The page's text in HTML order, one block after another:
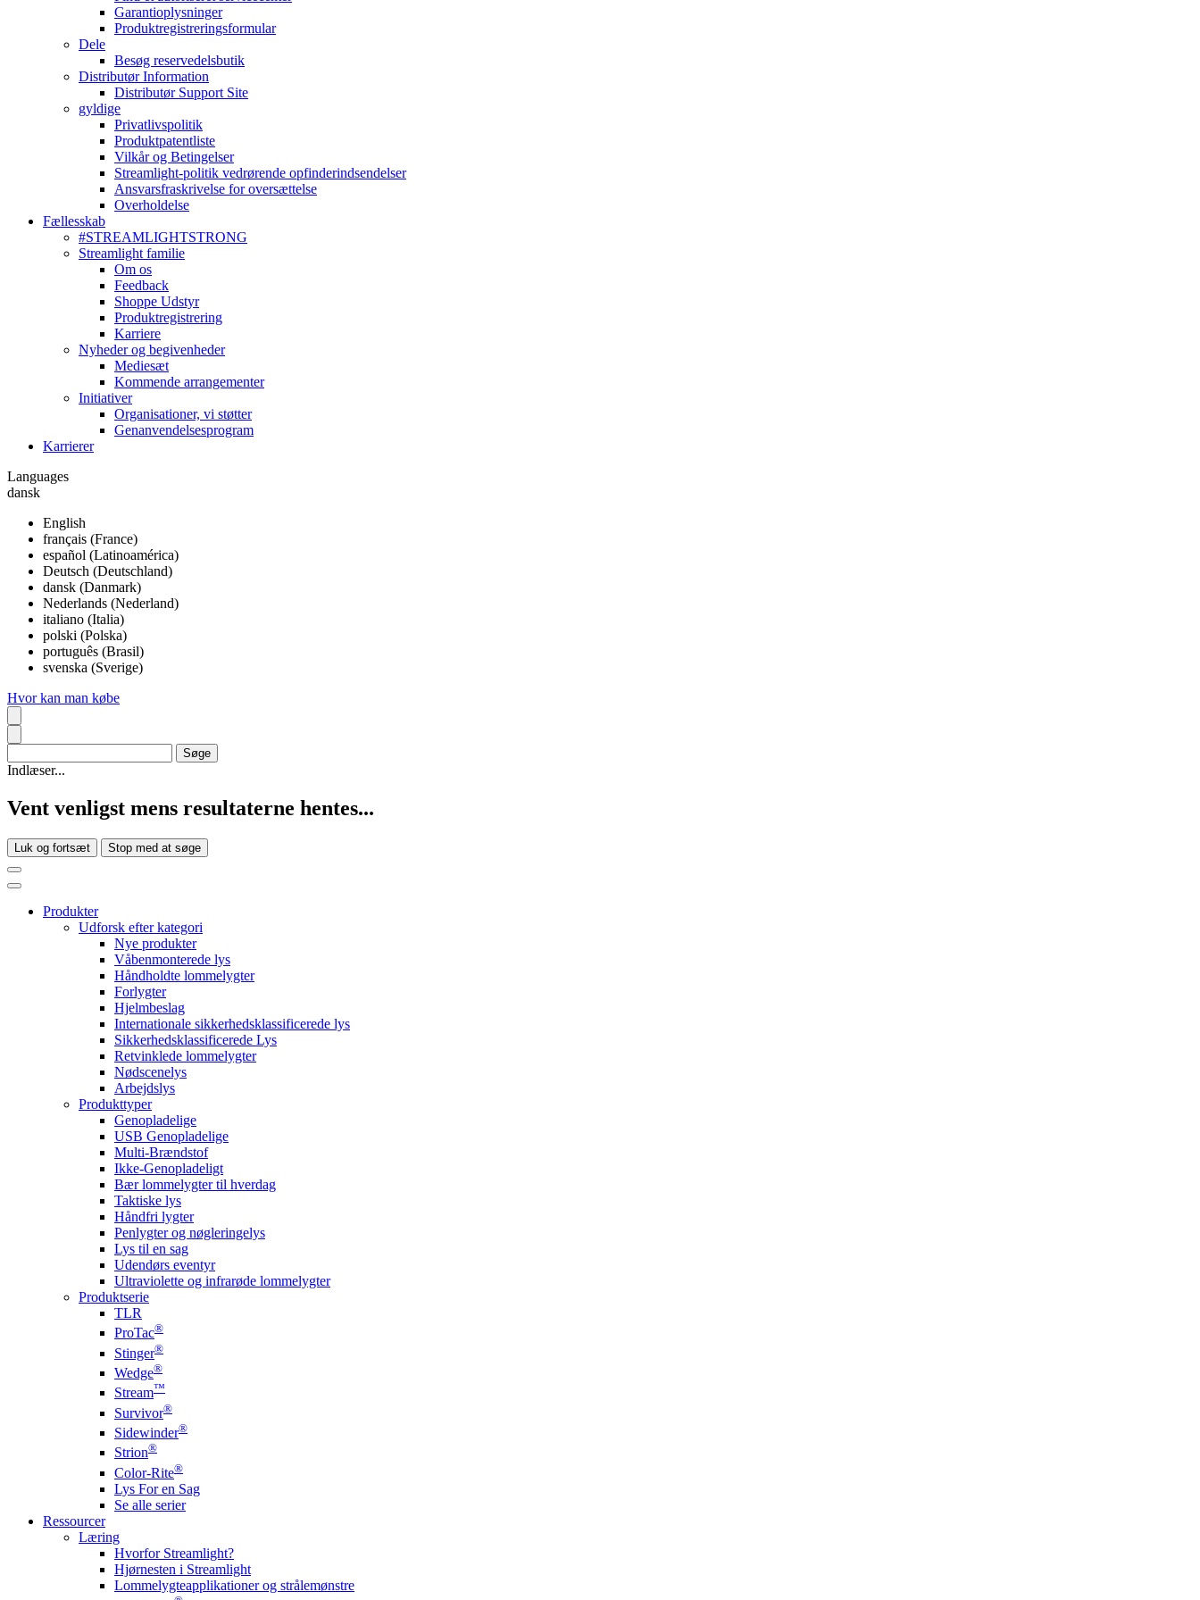
Garantioplysninger
Produktregistreringsformular
Dele
Besøg reservedelsbutik
Distributør Information
Distributør Support Site
gyldige
Privatlivspolitik
Produktpatentliste
Vilkår og Betingelser
Streamlight-politik vedrørende opfinderindsendelser
Ansvarsfraskrivelse for oversættelse
Overholdelse
Fællesskab
#STREAMLIGHTSTRONG
Streamlight familie
Om os
Feedback
Shoppe Udstyr
Produktregistrering
Karriere
Nyheder og begivenheder
Mediesæt
Kommende arrangementer
Initiativer
Organisationer, vi støtter
Genanvendelsesprogram
Karrierer
Languages
dansk
English
français (France)
español (Latinoamérica)
Deutsch (Deutschland)
dansk (Danmark)
Nederlands (Nederland)
italiano (Italia)
polski (Polska)
português (Brasil)
svenska (Sverige)
Hvor kan man købe
Indlæser...
Vent venligst mens resultaterne hentes...
Luk og fortsæt Stop med at søge
Produkter
Udforsk efter kategori
Nye produkter
Våbenmonterede lys
Håndholdte lommelygter
Forlygter
Hjelmbeslag
Internationale sikkerhedsklassificerede lys
Sikkerhedsklassificerede Lys
Retvinklede lommelygter
Nødscenelys
Arbejdslys
Produkttyper
Genopladelige
USB Genopladelige
Multi-Brændstof
Ikke-Genopladeligt
Bær lommelygter til hverdag
Taktiske lys
Håndfri lygter
Penlygter og nøgleringelys
Lys til en sag
Udendørs eventyr
Ultraviolette og infrarøde lommelygter
Produktserie
TLR
ProTac®
Stinger®
Wedge®
Stream™
Survivor®
Sidewinder®
Strion®
Color-Rite®
Lys For en Sag
Se alle serier
Ressourcer
Læring
Hvorfor Streamlight?
Hjørnesten i Streamlight
Lommelygteapplikationer og strålemønstre